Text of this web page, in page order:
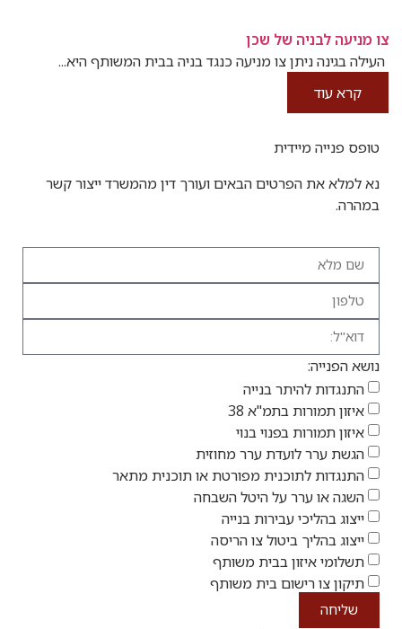
צו מניעה לבניה של שכן
העילה בגינה ניתן צו מניעה כנגד בניה בבית המשותף היא...
קרא עוד
טופס פנייה מיידית
נא למלא את הפרטים הבאים ועורך דין מהמשרד ייצור קשר
במהרה.
נושא הפנייה:
התנגדות להיתר בנייה
איזון תמורות בתמ"א 38
איזון תמורות בפנוי בנוי
הגשת ערר לועדת ערר מחוזית
התנגדות לתוכנית מפורטת או תוכנית מתאר
השגה או ערר על היטל השבחה
ייצוג בהליכי עבירות בנייה
ייצוג בהליך ביטול צו הריסה
תשלומי איזון בבית משותף
תיקון צו רישום בית משותף
שליחה